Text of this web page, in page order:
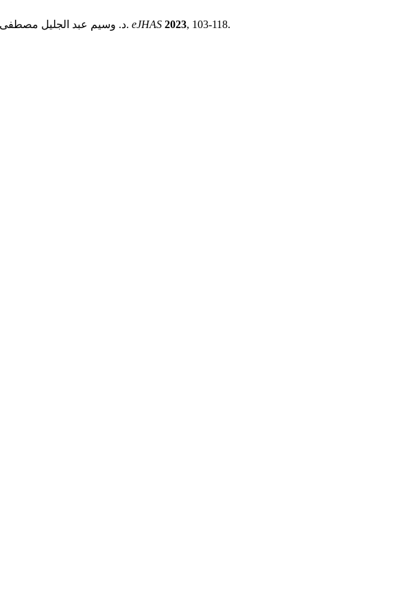
د. وسيم عبد الجليل مصطفى شولي. رد رواية الثقة بسبب الإرسال الخفي : (دراسة نظرية تطبيقية). eJHAS 2023, 103-118.